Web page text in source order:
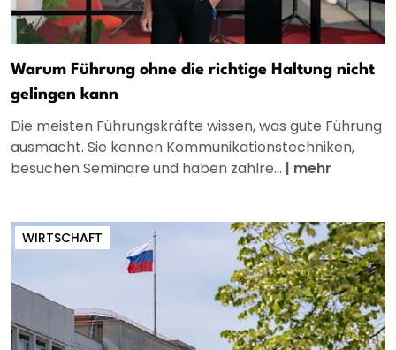
Warum Führung ohne die richtige Haltung nicht
gelingen kann
Die meisten Führungskräfte wissen, was gute Führung
ausmacht. Sie kennen Kommunikationstechniken,
besuchen Seminare und haben zahlre... | mehr
WIRTSCHAFT